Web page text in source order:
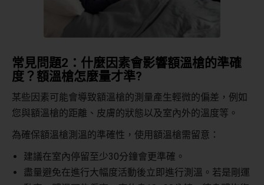
常見問題2 ：什麼因素會影響額溫槍的準確
度？額溫槍怎麼量才準?
某些因素可能會導致額溫槍的測量產生輕微的偏差，例如
您與額溫槍的距離、皮膚的狀態以及室內外的溫度等。
為確保額溫槍測溫的準確性，使用額溫槍需留意：
建議在室內停留至少30分鐘會更準確。
盡量避免在進行大幅度活動後立即進行測溫。若是剛運